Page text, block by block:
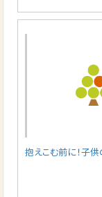
抱えこむ前に！子